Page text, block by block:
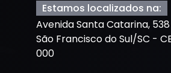
Estamos localizados na:
Avenida Santa Catarina,
São Francisco do Sul/SC -
000